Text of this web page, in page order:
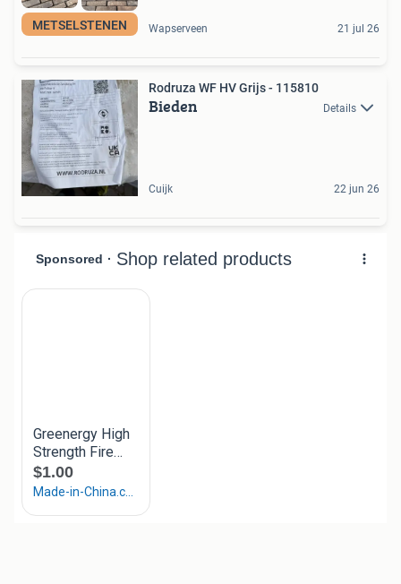
METSELSTENEN Wapserveen 21 jul 26
Rodruza WF HV Grijs - 115810
Bieden Details
Cuijk 22 jun 26